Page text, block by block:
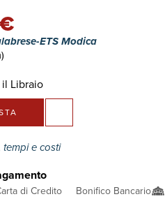
ETS Modica
il Libraio
tempi e costi
di Credito Bonifico Bancario